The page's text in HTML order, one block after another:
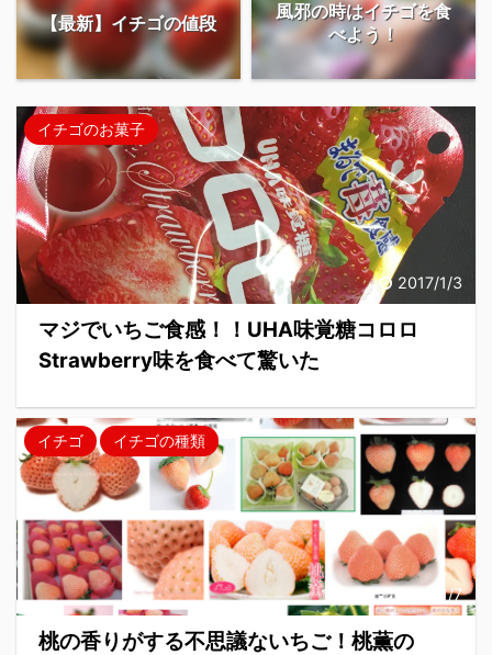
【最新】イチゴの値段
風邪の時はイチゴを食
べよう！
2017/1/3
イチゴのお菓子
マジでいちご食感！！UHA味覚糖コロロ
Strawberry味を食べて驚いた
2018/1/7
イチゴ イチゴの種類
桃の香りがする不思議ないちご！桃薫の